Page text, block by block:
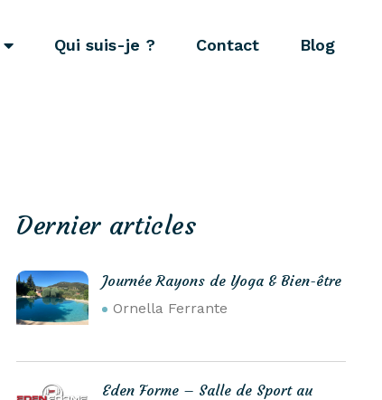
Qui suis-je ? Contact Blog
Dernier articles
Journée Rayons de Yoga & Bien-être
Ornella Ferrante
Eden Forme – Salle de Sport au